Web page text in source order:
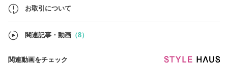
→
https://www.buyma.com/buyer/841549/post/337736.html
買付済の商品のみを販売しており手元に在庫がございます。
※なお、システム上、他サイトでも販売しているため、タイムラグによ
お取引について
関連記事・動画 （8）
関連動画をチェック